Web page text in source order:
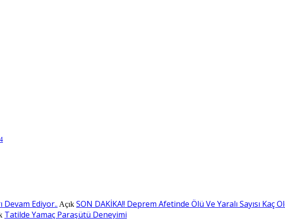
Devam Ediyor.. Açık SON DAKİKA!! Deprem Afetinde Ölü Ve Yaralı Sayısı Kaç
Tatilde Yamaç Paraşütü Deneyimi